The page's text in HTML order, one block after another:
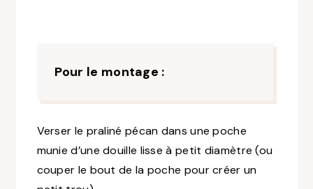
Pour le montage :
Verser le praliné pécan dans une poche
munie d’une douille lisse à petit diamètre (ou
couper le bout de la poche pour créer un